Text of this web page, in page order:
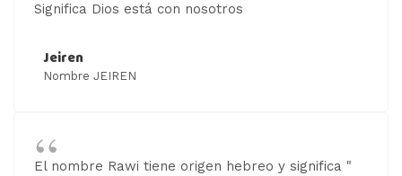
Significa Dios está con nosotros
Jeiren
Nombre JEIREN
El nombre Rawi tiene origen hebreo y significa "